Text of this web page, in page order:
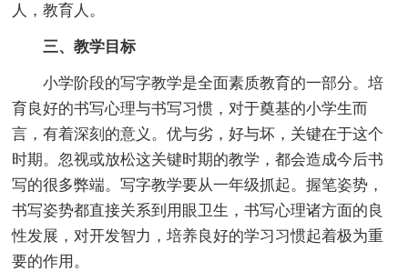
人，教育人。
三、教学目标
小学阶段的写字教学是全面素质教育的一部分。培
育良好的书写心理与书写习惯，对于奠基的小学生而
言，有着深刻的意义。优与劣，好与坏，关键在于这个
时期。忽视或放松这关键时期的教学，都会造成今后书
写的很多弊端。写字教学要从一年级抓起。握笔姿势，
书写姿势都直接关系到用眼卫生，书写心理诸方面的良
性发展，对开发智力，培养良好的学习习惯起着极为重
要的作用。